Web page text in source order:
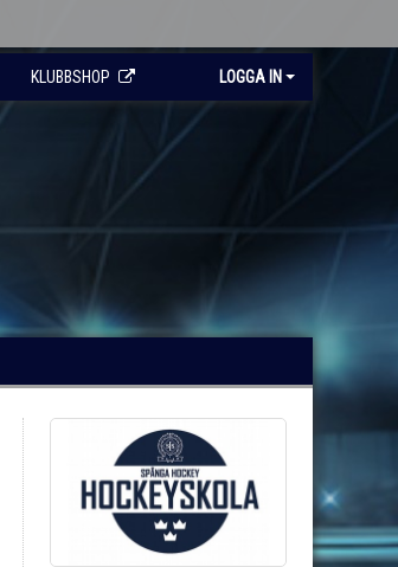
KLUBBSHOP LOGGA IN